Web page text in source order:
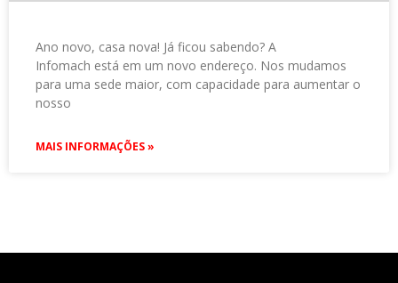
Ano novo, casa nova! Já ficou sabendo? A
Infomach está em um novo endereço. Nos mudamos
para uma sede maior, com capacidade para aumentar o
nosso
MAIS INFORMAÇÕES »